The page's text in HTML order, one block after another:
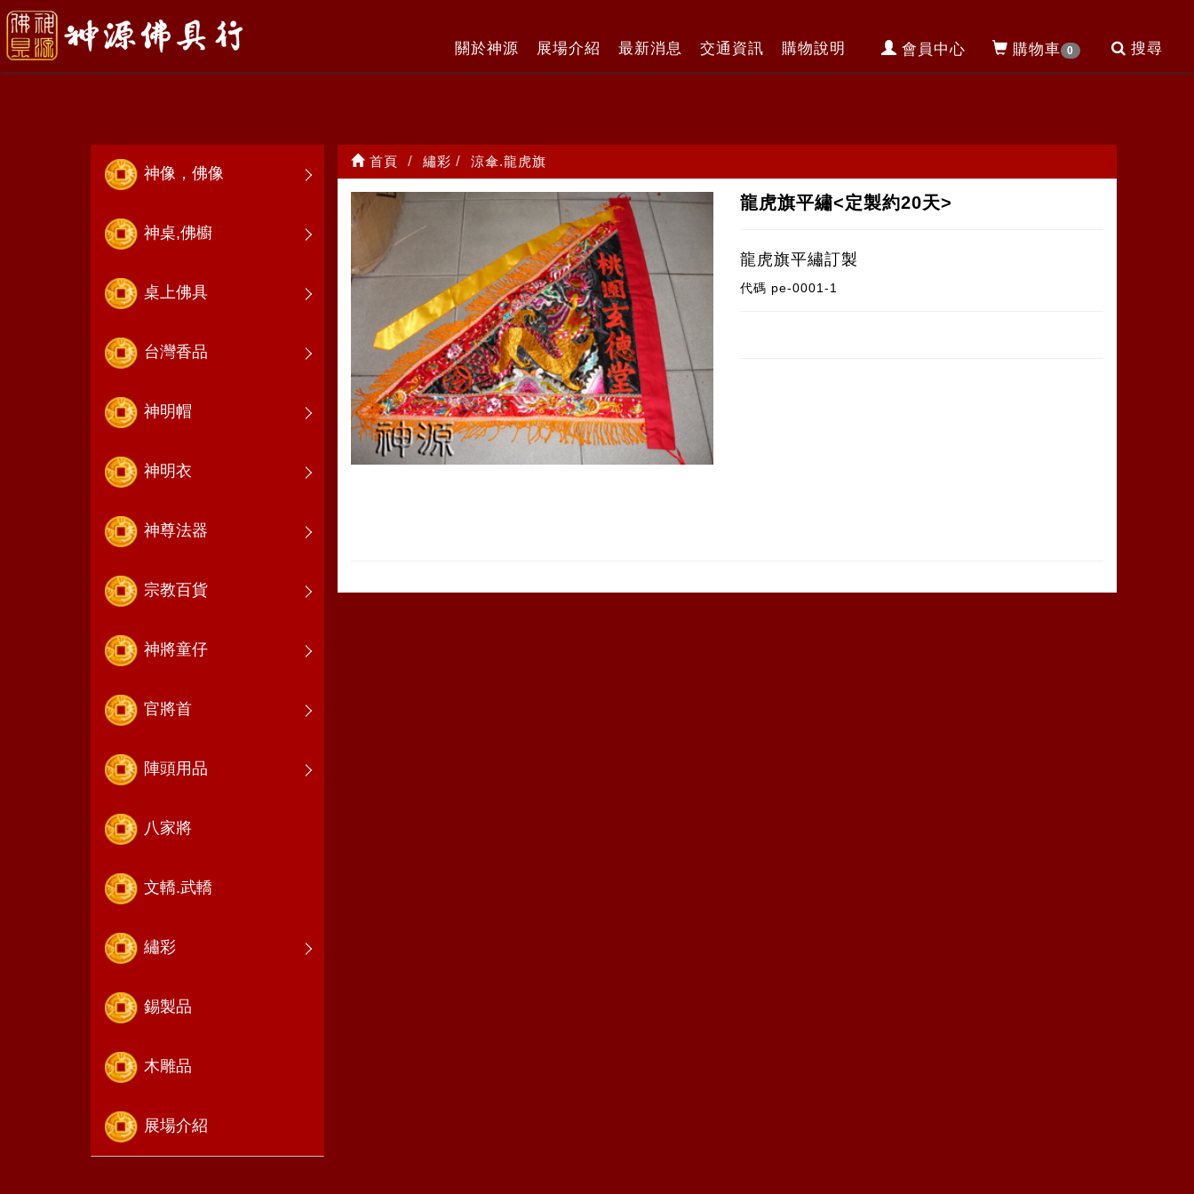
會員中心 購物車 0 搜尋
關於神源 展場介紹 最新消息 交通資訊 購物說明
涼傘.龍虎旗
神像，佛像
神桌,佛櫥
桌上佛具
台灣香品
神明帽
神明衣
神尊法器
宗教百貨
神將童仔
官將首
陣頭用品
八家將
文轎.武轎
繡彩
錫製品
木雕品
展場介紹
首頁 繡彩 涼傘.龍虎旗
龍虎旗平繡<定製約20天>
龍虎旗平繡訂製
代碼 pe-0001-1